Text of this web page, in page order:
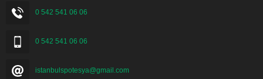
0 542 541 06 06
0 542 541 06 06
istanbulspotesya@gmail.com